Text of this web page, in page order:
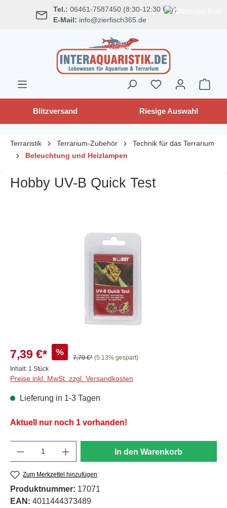
springen Tel.: 06461-7587450 (8:30-12:30 Uhr)
E-Mail: info@zierfisch365.de
Blitzversand Riesige Auswahl
Terraristik Terrarium-Zubehör
Technik für das Terrarium
Beleuchtung und Heizlampen
Hobby UV-B Quick Test
7,39 €* %
7,79 €* (5.13% gespart)
Inhalt: 1 Stück
Preise inkl. MwSt. zzgl. Versandkosten
Lieferung in 1-3 Tagen
Aktuell nur noch 1 vorhanden!
In den Warenkorb
Zum Merkzettel hinzufügen
Produktnummer: 17071
EAN: 4011444373489